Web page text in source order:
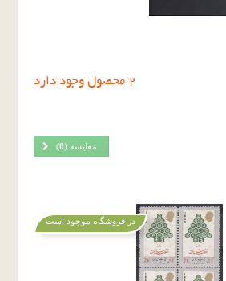
2 محصول وجود دارد
مقایسه (0
)
در فروشگاه موجود است